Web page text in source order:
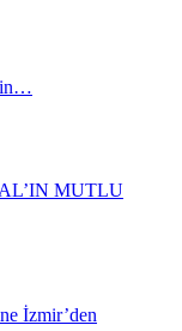
MUTLU
İzmir’den